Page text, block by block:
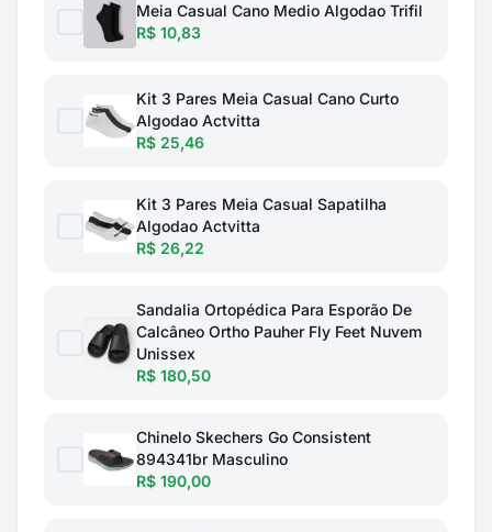
Meia Casual Cano Medio Algodao Trifil
R$ 10,83
Kit 3 Pares Meia Casual Cano Curto
Algodao Actvitta
R$ 25,46
Kit 3 Pares Meia Casual Sapatilha
Algodao Actvitta
R$ 26,22
Sandalia Ortopédica Para Esporão De
Calcâneo Ortho Pauher Fly Feet Nuvem
Unissex
R$ 180,50
Chinelo Skechers Go Consistent
894341br Masculino
R$ 190,00